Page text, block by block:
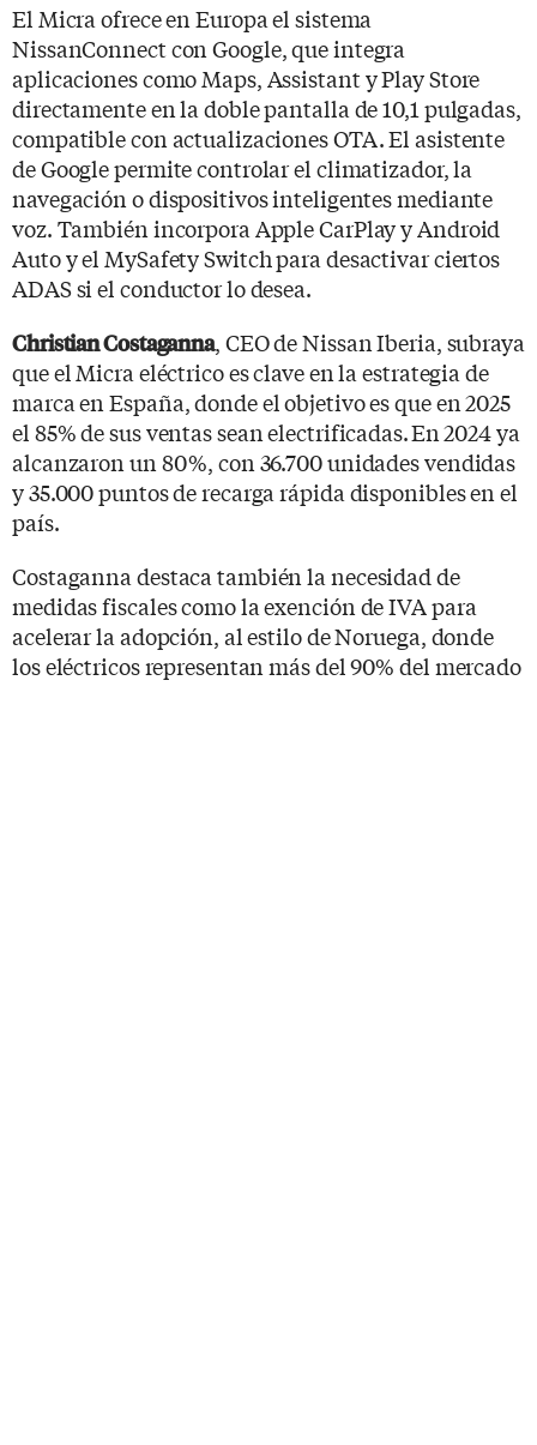
El Micra ofrece en Europa el sistema
NissanConnect con Google, que integra
aplicaciones como Maps, Assistant y Play Store
directamente en la doble pantalla de 10,1 pulgadas,
compatible con actualizaciones OTA. El asistente
de Google permite controlar el climatizador, la
navegación o dispositivos inteligentes mediante
voz. También incorpora Apple CarPlay y Android
Auto y el MySafety Switch para desactivar ciertos
ADAS si el conductor lo desea.
Christian Costaganna, CEO de Nissan Iberia, subraya
que el Micra eléctrico es clave en la estrategia de
marca en España, donde el objetivo es que en 2025
el 85% de sus ventas sean electrificadas. En 2024 ya
alcanzaron un 80 %, con 36.700 unidades vendidas
y 35.000 puntos de recarga rápida disponibles en el
país.
Costaganna destaca también la necesidad de
medidas fiscales como la exención de IVA para
acelerar la adopción, al estilo de Noruega, donde
los eléctricos representan más del 90% del mercado